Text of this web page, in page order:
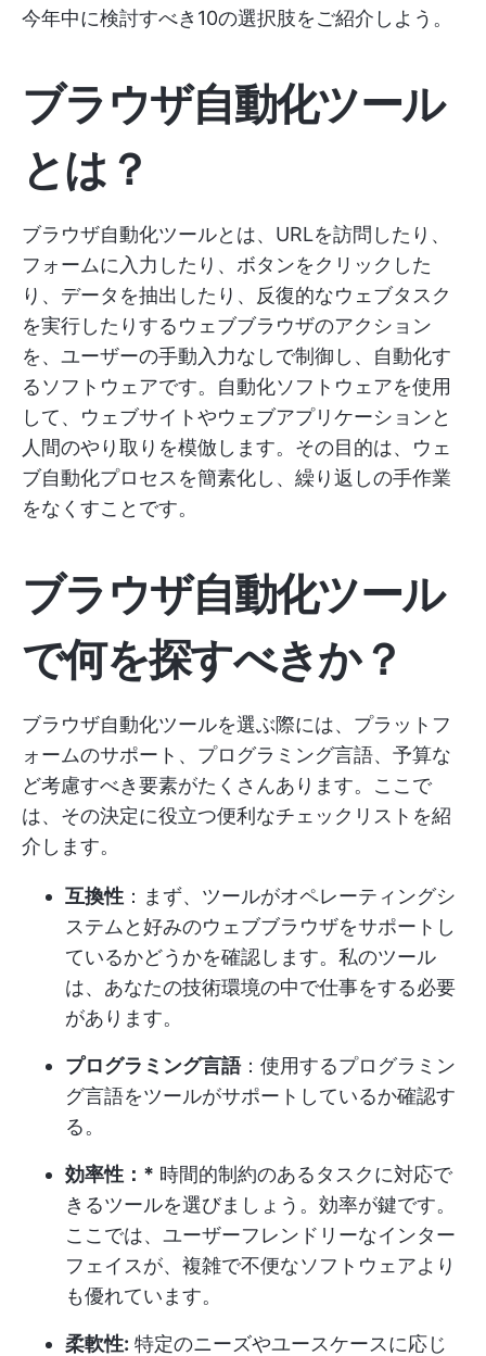
今年中に検討すべき10の選択肢をご紹介しよう。
ブラウザ自動化ツール
とは？
ブラウザ自動化ツールとは、URLを訪問したり、
フォームに入力したり、ボタンをクリックした
り、データを抽出したり、反復的なウェブタスク
を実行したりするウェブブラウザのアクション
を、ユーザーの手動入力なしで制御し、自動化す
るソフトウェアです。自動化ソフトウェアを使用
して、ウェブサイトやウェブアプリケーションと
人間のやり取りを模倣します。その目的は、ウェ
ブ自動化プロセスを簡素化し、繰り返しの手作業
をなくすことです。
ブラウザ自動化ツール
で何を探すべきか？
ブラウザ自動化ツールを選ぶ際には、プラットフ
ォームのサポート、プログラミング言語、予算な
ど考慮すべき要素がたくさんあります。ここで
は、その決定に役立つ便利なチェックリストを紹
介します。
互換性 ：まず、ツールがオペレーティングシ
ステムと好みのウェブブラウザをサポートし
ているかどうかを確認します。私のツール
は、あなたの技術環境の中で仕事をする必要
があります。
プログラミング言語：使用するプログラミン
グ言語をツールがサポートしているか確認す
る。
効率性：* 時間的制約のあるタスクに対応で
きるツールを選びましょう。効率が鍵です。
ここでは、ユーザーフレンドリーなインター
フェイスが、複雑で不便なソフトウェアより
も優れています。
柔軟性: 特定のニーズやユースケースに応じ